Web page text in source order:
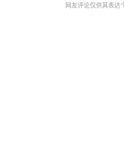
网友评论仅供其表达